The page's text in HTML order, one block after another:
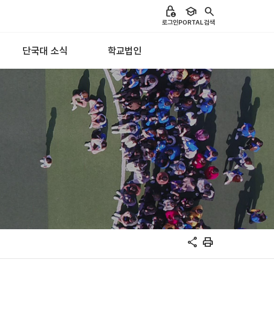
lock_person
로그인
school
PORTAL
search
검색
단국대 소식 학교법인
share print